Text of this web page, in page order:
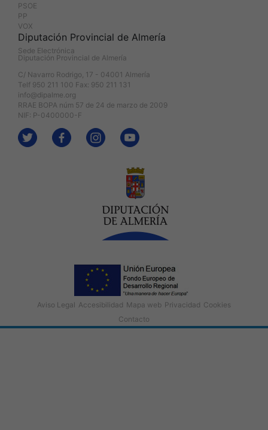
PSOE
PP
VOX
Diputación Provincial de Almería
Sede Electrónica
Diputación Provincial de Almería
C/ Navarro Rodrigo, 17 - 04001 Almería
Telf 950 211 100 Fax: 950 211 131
info@dipalme.org
RRAE BOPA núm 57 de 24 de marzo de 2009
NIF: P-0400000-F
Aviso Legal Accesibilidad Mapa web Privacidad Cookies
Contacto